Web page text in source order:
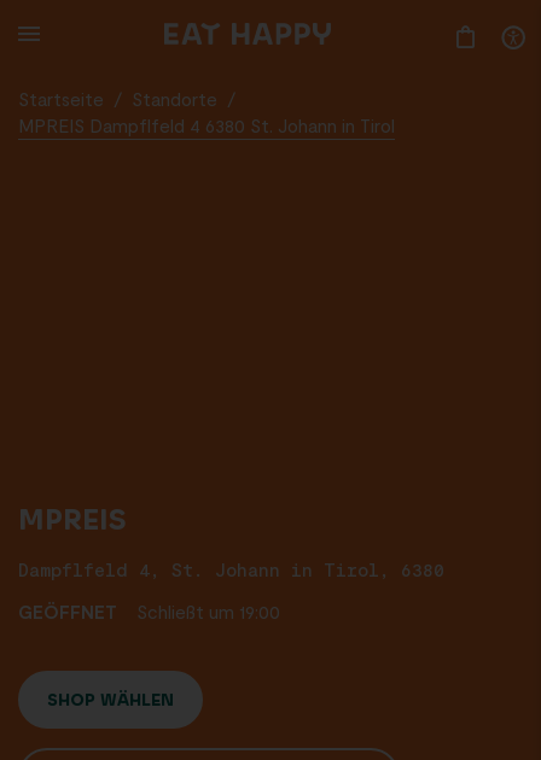
TO
Startseite / Standorte
/
MPREIS Dampflfeld 4 6380 St. Johann in Tirol
MPREIS
Dampflfeld 4, St. Johann in Tirol, 6380
GEÖFFNET
Schließt um 19:00
SHOP WÄHLEN